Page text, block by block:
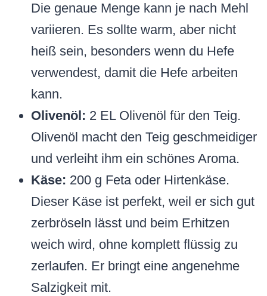
Die genaue Menge kann je nach Mehl
variieren. Es sollte warm, aber nicht
heiß sein, besonders wenn du Hefe
verwendest, damit die Hefe arbeiten
kann.
Olivenöl: 2 EL Olivenöl für den Teig.
Olivenöl macht den Teig geschmeidiger
und verleiht ihm ein schönes Aroma.
Käse: 200 g Feta oder Hirtenkäse.
Dieser Käse ist perfekt, weil er sich gut
zerbröseln lässt und beim Erhitzen
weich wird, ohne komplett flüssig zu
zerlaufen. Er bringt eine angenehme
Salzigkeit mit.